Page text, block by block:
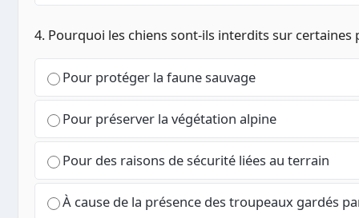
4. Pourquoi les chiens sont-ils interdits sur certaines
Pour protéger la faune sauvage
Pour préserver la végétation alpine
Pour des raisons de sécurité liées au terrain
À cause de la présence des troupeaux gardés